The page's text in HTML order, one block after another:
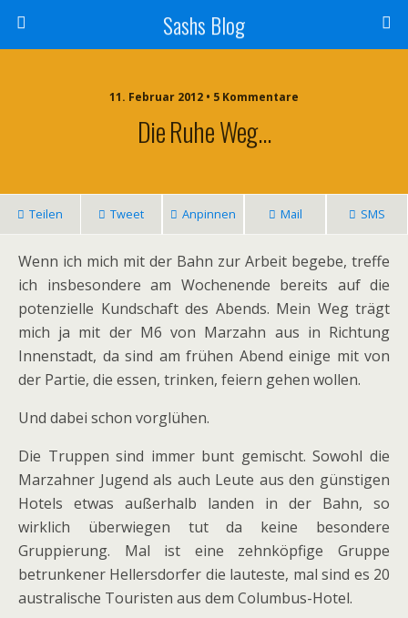
Sashs Blog
11. Februar 2012 • 5 Kommentare
Die Ruhe Weg…
Teilen Tweet Anpinnen Mail SMS
Wenn ich mich mit der Bahn zur Arbeit begebe, treffe
ich insbesondere am Wochenende bereits auf die
potenzielle Kundschaft des Abends. Mein Weg trägt
mich ja mit der M6 von Marzahn aus in Richtung
Innenstadt, da sind am frühen Abend einige mit von
der Partie, die essen, trinken, feiern gehen wollen.
Und dabei schon vorglühen.
Die Truppen sind immer bunt gemischt. Sowohl die
Marzahner Jugend als auch Leute aus den günstigen
Hotels etwas außerhalb landen in der Bahn, so
wirklich überwiegen tut da keine besondere
Gruppierung. Mal ist eine zehnköpfige Gruppe
betrunkener Hellersdorfer die lauteste, mal sind es 20
australische Touristen aus dem Columbus-Hotel.